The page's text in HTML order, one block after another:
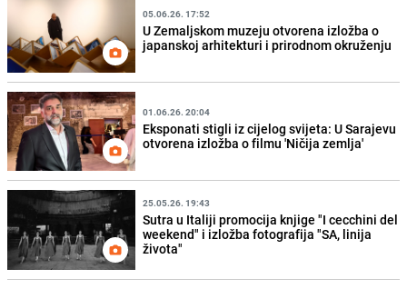
05.06.26. 17:52
U Zemaljskom muzeju otvorena izložba o
japanskoj arhitekturi i prirodnom okruženju
01.06.26. 20:04
Eksponati stigli iz cijelog svijeta: U Sarajevu
otvorena izložba o filmu 'Ničija zemlja'
25.05.26. 19:43
Sutra u Italiji promocija knjige "I cecchini del
weekend" i izložba fotografija "SA, linija
života"